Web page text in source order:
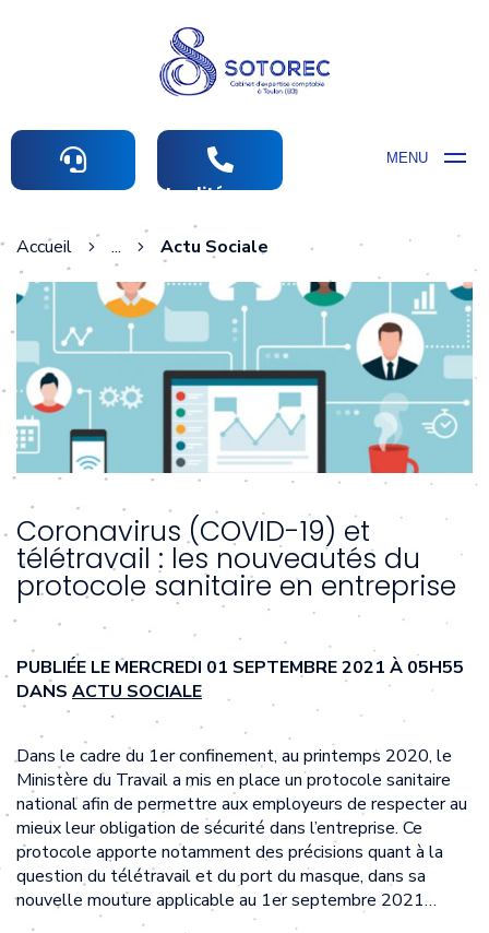
MENU
Actualités comptables
Accueil ... Actu Sociale
Coronavirus (COVID-19) et
télétravail : les nouveautés du
protocole sanitaire en entreprise
PUBLIÉE LE MERCREDI 01 SEPTEMBRE 2021 À 05H55
DANS ACTU SOCIALE
Dans le cadre du 1er confinement, au printemps 2020, le
Ministère du Travail a mis en place un protocole sanitaire
national afin de permettre aux employeurs de respecter au
mieux leur obligation de sécurité dans l’entreprise. Ce
protocole apporte notamment des précisions quant à la
question du télétravail et du port du masque, dans sa
nouvelle mouture applicable au 1er septembre 2021…